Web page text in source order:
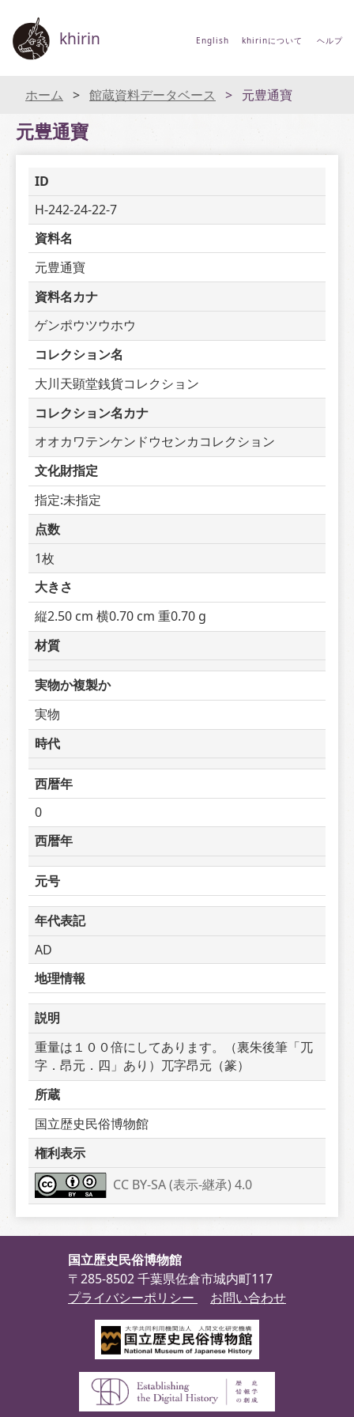
khirin English khirinについて ヘルプ
ホーム 館蔵資料データベース 元豊通寶
元豊通寶
ID
H-242-24-22-7
資料名
元豊通寶
資料名カナ
ゲンポウツウホウ
コレクション名
大川天顕堂銭貨コレクション
コレクション名カナ
オオカワテンケンドウセンカコレクション
文化財指定
指定:未指定
点数
1枚
大きさ
縦2.50 cm 横0.70 cm 重0.70 g
材質
実物か複製か
実物
時代
西暦年
0
西暦年
元号
年代表記
AD
地理情報
説明
重量は１００倍にしてあります。（裏朱後筆「兀
字．昂元．四」あり）兀字昂元（篆）
所蔵
国立歴史民俗博物館
権利表示
CC BY-SA (表示-継承) 4.0
国立歴史民俗博物館
〒285-8502 千葉県佐倉市城内町117
プライバシーポリシー
お問い合わせ